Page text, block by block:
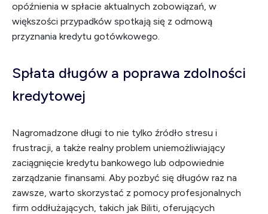
opóźnienia w spłacie aktualnych zobowiązań, w
większości przypadków spotkają się z odmową
przyznania kredytu gotówkowego.
Spłata długów a poprawa zdolności
kredytowej
Nagromadzone długi to nie tylko źródło stresu i
frustracji, a także realny problem uniemożliwiający
zaciągnięcie kredytu bankowego lub odpowiednie
zarządzanie finansami. Aby pozbyć się długów raz na
zawsze, warto skorzystać z pomocy profesjonalnych
firm oddłużających, takich jak Biliti, oferujących